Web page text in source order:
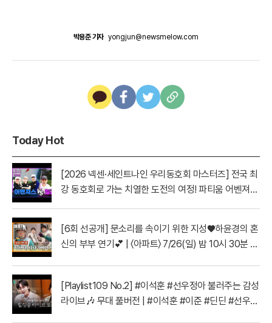
박용준 기자 yongjun@newsmelow.com
Today Hot
[2026 넥센·세인트나인 우리동호회 마스터즈] 전국 최
강 동호회로 가는 치열한 도전의 여정! 파티움 어벤져스
[6회 선공개] 문소리를 속이기 위한 지성♥하윤경의 혼
신의 부부 연기💕 | 〈아파트〉 7/26(일) 밤 10시 30분 방
[Playlist109 No.2] #이석훈 #선우정아 불러주는 감성
라이브🎶 무대 풀버전 | #이석훈 #이준 #딘딘 #선우정